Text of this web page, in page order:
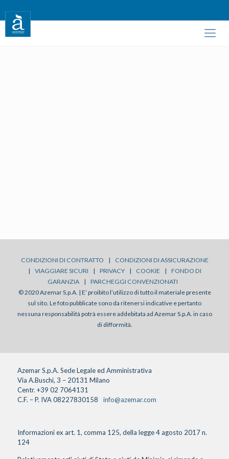
CONDIZIONI DI CONTRATTO |
CONDIZIONI DI ASSICURAZIONE
|
VIAGGIARE SICURI | PRIVACY | COOKIE |
FONDO DI
GARANZIA
|
PARCHEGGI CONVENZIONATI
© 2020 Azemar S.p.A. | E’ proibito l’utilizzo di tutto il materiale presente
sul sito. Le foto pubblicate sono da ritenersi indicative e pertanto
nessuna responsabilità potrà essere addebitata ad Azemar S.p.A. in caso
di difformità.
Azemar S.p.A. Sede Legale ed Amministrativa
Via A.Buschi, 3 – 20131 Milano
Centr. +39 02 7064131
C.F. – P. IVA 08227830158
info@azemar.com
Informazioni ex art. 1, comma 125, della legge 4 agosto 2017 n.
124